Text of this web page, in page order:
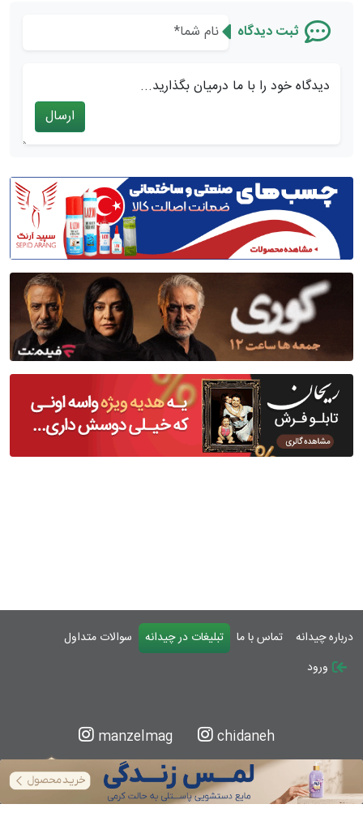
ثبت دیدگاه
دیدگاه خود را با ما درمیان بگذارید...
ارسال
درباره چیدانه تماس با ما تبلیغات در چیدانه
سوالات متداول
ورود
chidaneh
manzelmag
چیدانه هیچ گونه مسئولیتی در قبال شرکت های
معرفی شده ندارد.
قبل از اقدام به خرید کالا یا خدمات اطمینان کافی را